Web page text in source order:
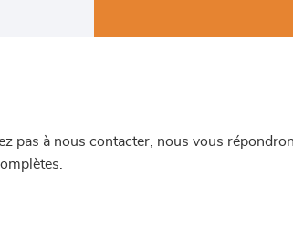
pas à nous contacter, nous vous